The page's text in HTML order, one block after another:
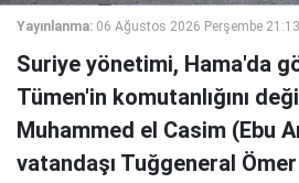
Yayınlanma: 06 Ağustos 2026 Perşembe 21:13
Suriye yönetimi, Hama'da
Tümen'in komutanlığını
Muhammed el Casim (Ebu
vatandaşı Tuğgeneral